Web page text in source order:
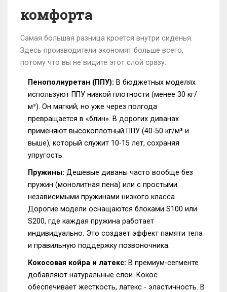
комфорта
Самая большая разница кроется внутри сиденья.
Здесь производители экономят больше всего,
потому что вы не видите этот слой сразу.
Пенополиуретан (ППУ): В бюджетных моделях
используют ППУ низкой плотности (менее 30 кг/
м³). Он мягкий, но уже через полгода
превращается в «блин». В дорогих диванах
применяют высокоплотный ППУ (40-50 кг/м³ и
выше), который служит 10-15 лет, сохраняя
упругость.
Пружины: Дешевые диваны часто вообще без
пружин (монолитная пена) или с простыми
независимыми пружинами низкого класса.
Дорогие модели оснащаются блоками S100 или
S200, где каждая пружина работает
индивидуально. Это создает эффект памяти тела
и правильную поддержку позвоночника.
Кокосовая койра и латекс: В премиум-сегменте
добавляют натуральные слои. Кокос
обеспечивает жесткость, латекс - эластичность. В